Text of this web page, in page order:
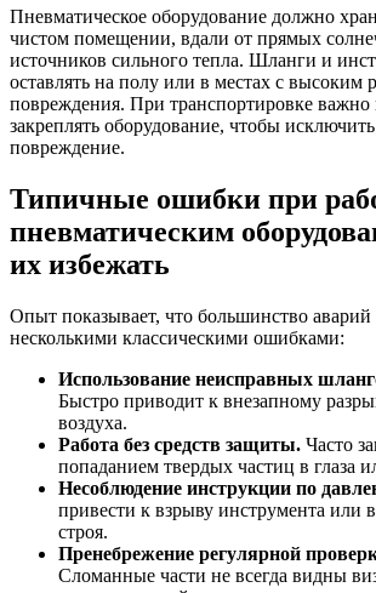
Пневматическое оборудование должно
чистом помещении, вдали от прямых
источников сильного тепла. Шланги и
оставлять на полу или в местах с высоким
повреждения. При транспортировке важно
закреплять оборудование, чтобы
повреждение.
Типичные ошибки при
пневматическим
их избежать
Опыт показывает, что большинство аварий
несколькими классическими ошибками:
Использование неисправных
Быстро приводит к внезапному
воздуха.
Работа без средств защиты. Часто
попаданием твердых частиц в глаза
Несоблюдение инструкции по
привести к взрыву инструмента или
строя.
Пренебрежение регулярной
Сломанные части не всегда видны